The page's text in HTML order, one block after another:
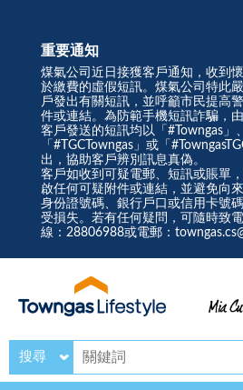
重要通知
煤氣公司近日接獲客戶通知，收到
於繳費的虛假短訊。煤氣公司特此
戶發出有關短訊，並呼籲市民提高
件或連結。為防範手機短訊詐騙，
客戶發送的短訊均以「#Towngas」
「#TGCTowngas」或「
出，協助客戶辨別訊息真偽。
客戶如收到可疑電郵、短訊或賬單
啟任何可疑附件或連結，並避免向
身份證號碼、銀行戶口或信用卡號
受損失。若有任何疑問，可隨時致
線：28806988或電郵：
搜尋